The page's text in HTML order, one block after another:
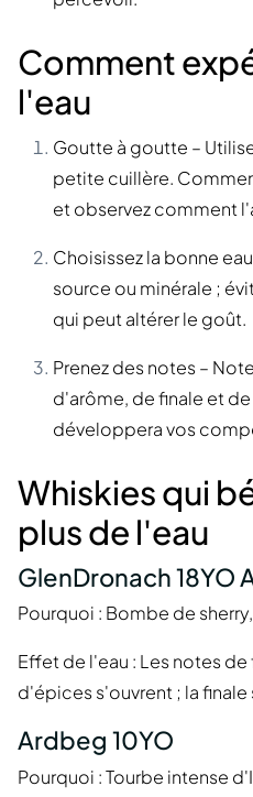
Comment
l'eau
Goutte à goutte –
petite cuillère.
et observez comment
Choisissez la bonne
source ou minérale ;
qui peut altérer le goût.
Prenez des notes –
d'arôme, de finale et
développera vos
Whiskies qui
plus de l'eau
GlenDronach 18YO
Pourquoi : Bombe de
Effet de l'eau : Les notes
d'épices s'ouvrent ; la
Ardbeg 10YO
Pourquoi : Tourbe intense